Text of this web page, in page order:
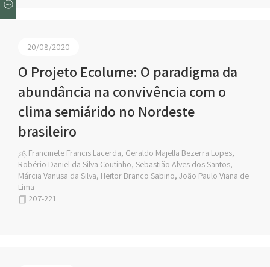
20/08/2020
O Projeto Ecolume: O paradigma da
abundância na convivência com o
clima semiárido no Nordeste
brasileiro
Francinete Francis Lacerda, Geraldo Majella Bezerra Lopes,
Robério Daniel da Silva Coutinho, Sebastião Alves dos Santos,
Márcia Vanusa da Silva, Heitor Branco Sabino, João Paulo Viana de
Lima
207-221